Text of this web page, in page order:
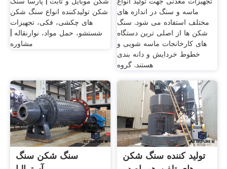
شکن تولیدکننده انواع سنگ شکن
های چکشی، فکی، تجهیزات
شستشو، حمل مواد، نوارنقاله |
مشاوره
ماسه و سنگ در اندازه های
مختلف استفاده می شود. سنگ
شکن ها از اصلی ترین دستگاه
های کارخانجات ماسه شویی و
خطوط خردایش و دانه بندی
هستند. گروه
سنگ شکن سنگ
تولید کننده سنگ شکن